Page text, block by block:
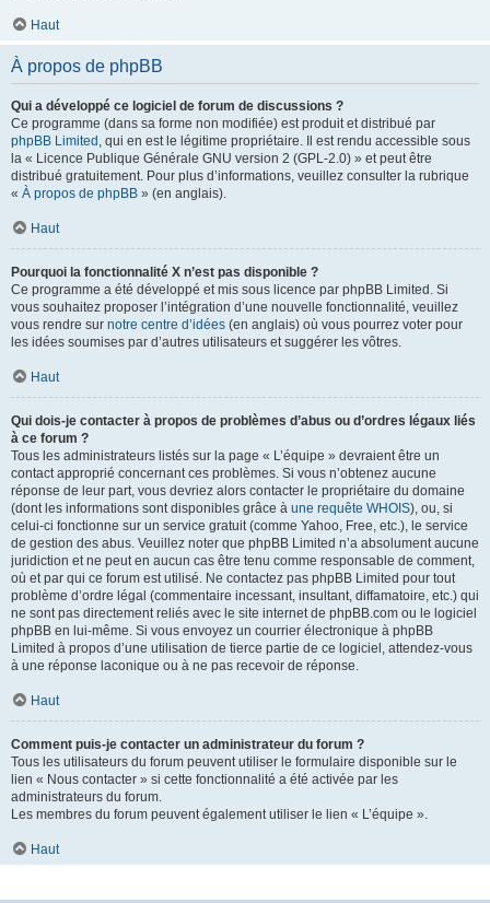
Haut
À propos de phpBB
Qui a développé ce logiciel de forum de discussions ?
Ce programme (dans sa forme non modifiée) est produit et distribué par
phpBB Limited , qui en est le légitime propriétaire. Il est rendu accessible sous
la « Licence Publique Générale GNU version 2 (GPL-2.0) » et peut être
distribué gratuitement. Pour plus d’informations, veuillez consulter la rubrique
« À propos de phpBB » (en anglais).
Haut
Pourquoi la fonctionnalité X n’est pas disponible ?
Ce programme a été développé et mis sous licence par phpBB Limited. Si
vous souhaitez proposer l’intégration d’une nouvelle fonctionnalité, veuillez
vous rendre sur notre centre d’idées (en anglais) où vous pourrez voter pour
les idées soumises par d’autres utilisateurs et suggérer les vôtres.
Haut
Qui dois-je contacter à propos de problèmes d’abus ou d’ordres légaux liés
à ce forum ?
Tous les administrateurs listés sur la page « L’équipe » devraient être un
contact approprié concernant ces problèmes. Si vous n’obtenez aucune
réponse de leur part, vous devriez alors contacter le propriétaire du domaine
(dont les informations sont disponibles grâce à une requête WHOIS), ou, si
celui-ci fonctionne sur un service gratuit (comme Yahoo, Free, etc.), le service
de gestion des abus. Veuillez noter que phpBB Limited n’a absolument aucune
juridiction et ne peut en aucun cas être tenu comme responsable de comment,
où et par qui ce forum est utilisé. Ne contactez pas phpBB Limited pour tout
problème d’ordre légal (commentaire incessant, insultant, diffamatoire, etc.) qui
ne sont pas directement reliés avec le site internet de phpBB.com ou le logiciel
phpBB en lui-même. Si vous envoyez un courrier électronique à phpBB
Limited à propos d’une utilisation de tierce partie de ce logiciel, attendez-vous
à une réponse laconique ou à ne pas recevoir de réponse.
Haut
Comment puis-je contacter un administrateur du forum ?
Tous les utilisateurs du forum peuvent utiliser le formulaire disponible sur le
lien « Nous contacter » si cette fonctionnalité a été activée par les
administrateurs du forum.
Les membres du forum peuvent également utiliser le lien « L’équipe ».
Haut